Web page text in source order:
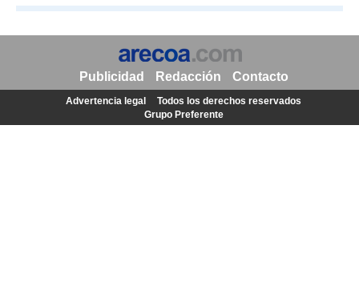
Publicidad Redacción Contacto
Advertencia legal
Todos los derechos reservados
Grupo Preferente